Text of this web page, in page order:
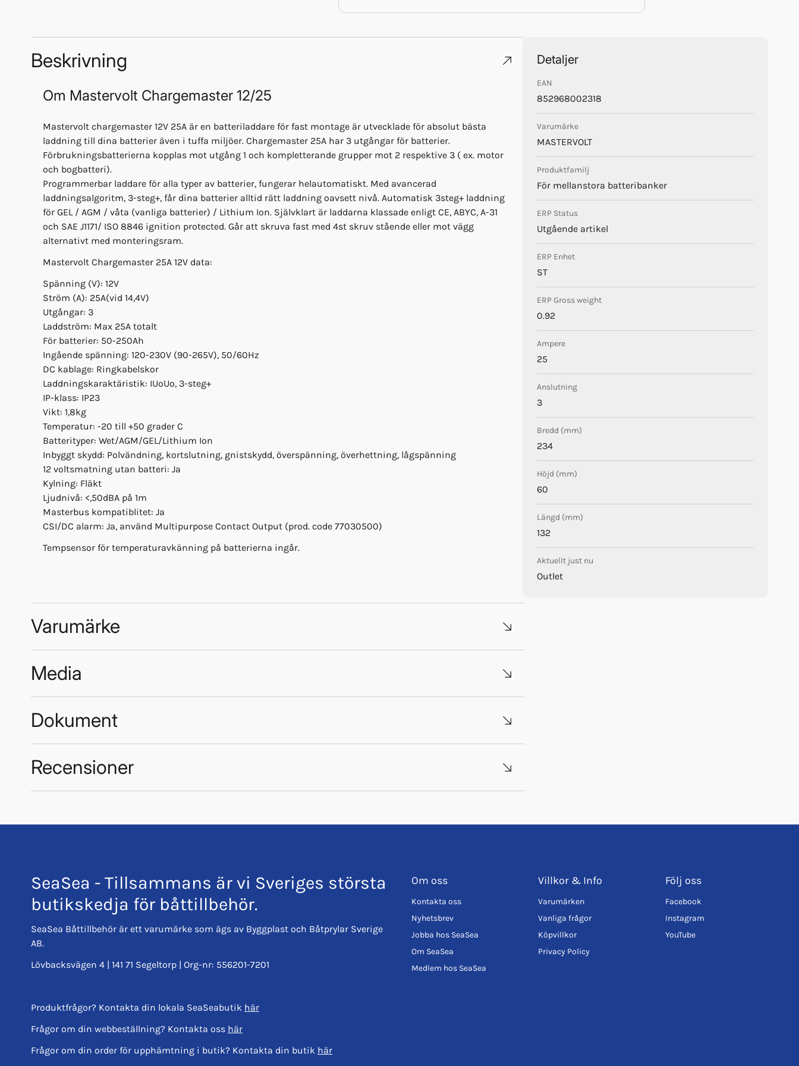
Beskrivning
Om Mastervolt Chargemaster 12/25
Mastervolt chargemaster 12V 25A är en batteriladdare för fast montage är utvecklade för absolut bästa
laddning till dina batterier även i tuffa miljöer. Chargemaster 25A har 3 utgångar för batterier.
Förbrukningsbatterierna kopplas mot utgång 1 och kompletterande grupper mot 2 respektive 3 ( ex. motor
och bogbatteri).
Programmerbar laddare för alla typer av batterier, fungerar helautomatiskt. Med avancerad
laddningsalgoritm, 3-steg+, får dina batterier alltid rätt laddning oavsett nivå. Automatisk 3steg+ laddning
för GEL / AGM / våta (vanliga batterier) / Lithium Ion. Självklart är laddarna klassade enligt CE, ABYC, A-31
och SAE J1171/ ISO 8846 ignition protected. Går att skruva fast med 4st skruv stående eller mot vägg
alternativt med monteringsram.
Mastervolt Chargemaster 25A 12V data:
Spänning (V): 12V
Ström (A): 25A(vid 14,4V)
Utgångar: 3
Laddström: Max 25A totalt
För batterier: 50-250Ah
Ingående spänning: 120-230V (90-265V), 50/60Hz
DC kablage: Ringkabelskor
Laddningskaraktäristik: IUoUo, 3-steg+
IP-klass: IP23
Vikt: 1,8kg
Temperatur: -20 till +50 grader C
Batterityper: Wet/AGM/GEL/Lithium Ion
Inbyggt skydd: Polvändning, kortslutning, gnistskydd, överspänning, överhettning, lågspänning
12 voltsmatning utan batteri: Ja
Kylning: Fläkt
Ljudnivå: <,50dBA på 1m
Masterbus kompatiblitet: Ja
CSI/DC alarm: Ja, använd Multipurpose Contact Output (prod. code 77030500)
Tempsensor för temperaturavkänning på batterierna ingår.
Varumärke
Mastervolt
Media
Why Mastervolt ChargeMaster Plus is the next
Dokument
70713_10000001811_01_Manual_Chargemaster1_vI_ENG_1912.pdf
ChargeMaster-SetupInstructions.pdf
Recensioner
Detaljer
EAN
852968002318
Varumärke
MASTERVOLT
Produktfamilj
För mellanstora batteribanker
ERP Status
Utgående artikel
ERP Enhet
ST
ERP Gross weight
0.92
Ampere
25
Anslutning
3
Bredd (mm)
234
Höjd (mm)
60
Längd (mm)
132
Aktuellt just nu
Outlet
SeaSea - Tillsammans är vi Sveriges största
butikskedja för båttillbehör.
SeaSea Båttillbehör är ett varumärke som ägs av Byggplast och Båtprylar Sverige
AB.
Lövbacksvägen 4 | 141 71 Segeltorp | Org-nr: 556201-7201
Produktfrågor? Kontakta din lokala SeaSeabutik här
Frågor om din webbeställning? Kontakta oss här
Frågor om din order för upphämtning i butik? Kontakta din butik här
Om oss
Kontakta oss
Nyhetsbrev
Jobba hos SeaSea
Om SeaSea
Medlem hos SeaSea
Villkor & Info
Varumärken
Vanliga frågor
Köpvillkor
Privacy Policy
Följ oss
Facebook
Instagram
YouTube